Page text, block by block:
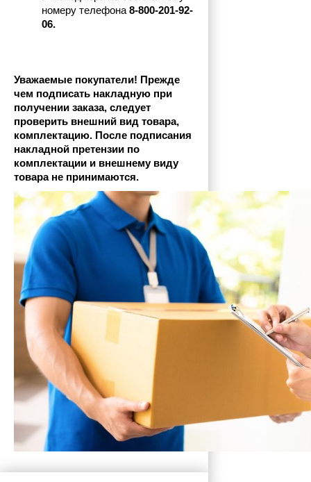
номеру телефона 8-800-201-92-
06.
Уважаемые покупатели! Прежде
чем подписать накладную при
получении заказа, следует
проверить внешний вид товара,
комплектацию. После подписания
накладной претензии по
комплектации и внешнему виду
товара не принимаются.